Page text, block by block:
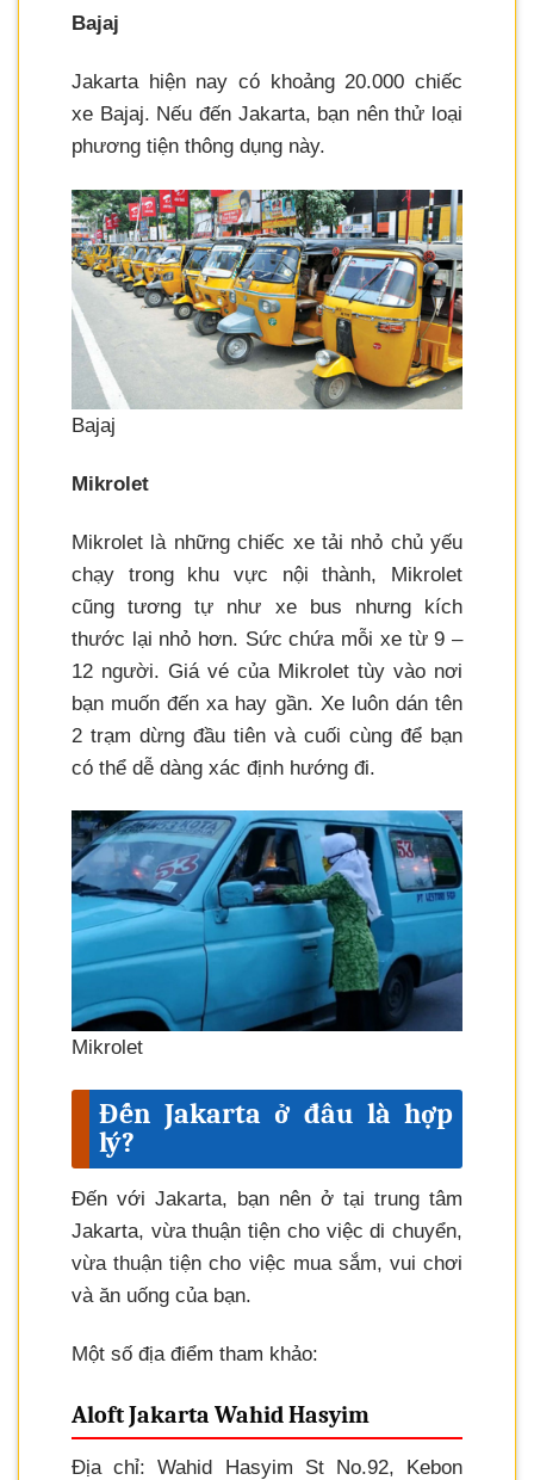
Bajaj
Jakarta hiện nay có khoảng 20.000 chiếc
xe Bajaj. Nếu đến Jakarta, bạn nên thử loại
phương tiện thông dụng này.
Bajaj
Mikrolet
Mikrolet là những chiếc xe tải nhỏ chủ yếu
chạy trong khu vực nội thành, Mikrolet
cũng tương tự như xe bus nhưng kích
thước lại nhỏ hơn. Sức chứa mỗi xe từ 9 –
12 người. Giá vé của Mikrolet tùy vào nơi
bạn muốn đến xa hay gần. Xe luôn dán tên
2 trạm dừng đầu tiên và cuối cùng để bạn
có thể dễ dàng xác định hướng đi.
Mikrolet
Đến Jakarta ở đâu là hợp
lý?
Đến với Jakarta, bạn nên ở tại trung tâm
Jakarta, vừa thuận tiện cho việc di chuyển,
vừa thuận tiện cho việc mua sắm, vui chơi
và ăn uống của bạn.
Một số địa điểm tham khảo:
Aloft Jakarta Wahid Hasyim
Địa chỉ: Wahid Hasyim St No.92, Kebon